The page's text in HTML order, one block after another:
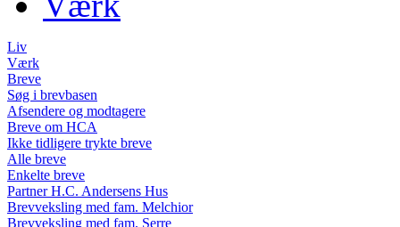
Liv
Værk
Breve
Søg i brevbasen
Afsendere og modtagere
Breve om HCA
Ikke tidligere trykte breve
Alle breve
Enkelte breve
Partner H.C. Andersens Hus
Brevveksling med fam. Melchior
Brevveksling med fam. Serre